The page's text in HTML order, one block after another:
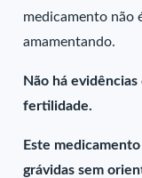
medicamento não
amamentando.
Não há
fertilidade.
Este
grávidas sem